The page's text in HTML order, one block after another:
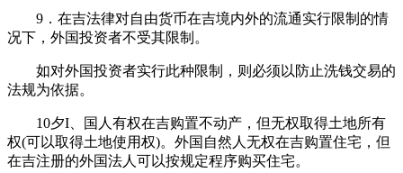
9．在吉法律对自由货币在吉境内外的流通实行限制的情
况下，外国投资者不受其限制。
如对外国投资者实行此种限制，则必须以防止洗钱交易的
法规为依据。
10夕I、国人有权在吉购置不动产，但无权取得土地所有
权(可以取得土地使用权)。外国自然人无权在吉购置住宅，但
在吉注册的外国法人可以按规定程序购买住宅。